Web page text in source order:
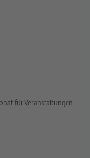
für Veranstaltungen